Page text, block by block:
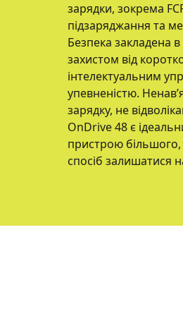
зарядки, зокрема
підзаряджання та
Безпека закладена
захистом від
інтелектуальним
упевненістю.
зарядку, не
OnDrive 48 є
пристрою
спосіб залишатися